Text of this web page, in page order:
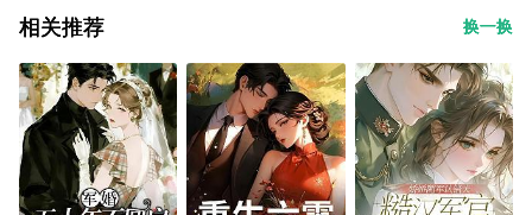
相关推荐 换一换